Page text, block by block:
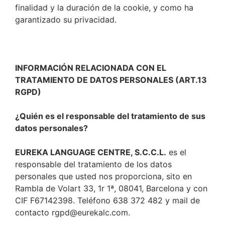
finalidad y la duración de la cookie, y como ha
garantizado su privacidad.
INFORMACIÓN RELACIONADA CON EL
TRATAMIENTO DE DATOS PERSONALES (ART.13
RGPD)
¿Quién es el responsable del tratamiento de sus
datos personales?
EUREKA LANGUAGE CENTRE, S.C.C.L. es el
responsable del tratamiento de los datos
personales que usted nos proporciona, sito en
Rambla de Volart 33, 1r 1ª, 08041, Barcelona y con
CIF F67142398. Teléfono 638 372 482 y mail de
contacto rgpd@eurekalc.com.